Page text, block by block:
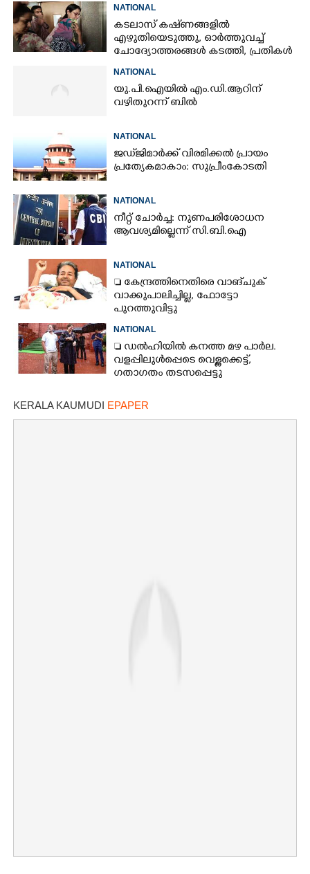
ഫഡ്നാവിസ്
NATIONAL
കടലാസ് കഷ്‌ണങ്ങളിൽ
എഴുതിയെടുത്തു, ഓർത്തുവച്ച്
ചോദ്യോത്തരങ്ങൾ കടത്തി, പ്രതികൾ
NATIONAL
യു.പി.ഐയിൽ എം.ഡി.ആറിന്
വഴിതുറന്ന് ബിൽ
NATIONAL
ജഡ്‌ജിമാർക്ക് വിരമിക്കൽ പ്രായം
പ്രത്യേകമാകാം: സുപ്രീംകോടതി
NATIONAL
നീറ്റ് ചോർച്ച: നുണപരിശോധന
ആവശ്യമില്ലെന്ന് സി.ബി.ഐ
NATIONAL
 കേന്ദ്രത്തിനെതിരെ വാങ്‌ചുക്
വാക്കുപാലിച്ചില്ല, ഫോട്ടോ
പുറത്തുവിട്ടു
NATIONAL
 ഡൽഹിയിൽ കനത്ത മഴ പാർല.
വളപ്പിലുൾപ്പെടെ വെള്ളക്കെട്ട്,
ഗതാഗതം തടസപ്പെട്ടു
KERALA KAUMUDI EPAPER